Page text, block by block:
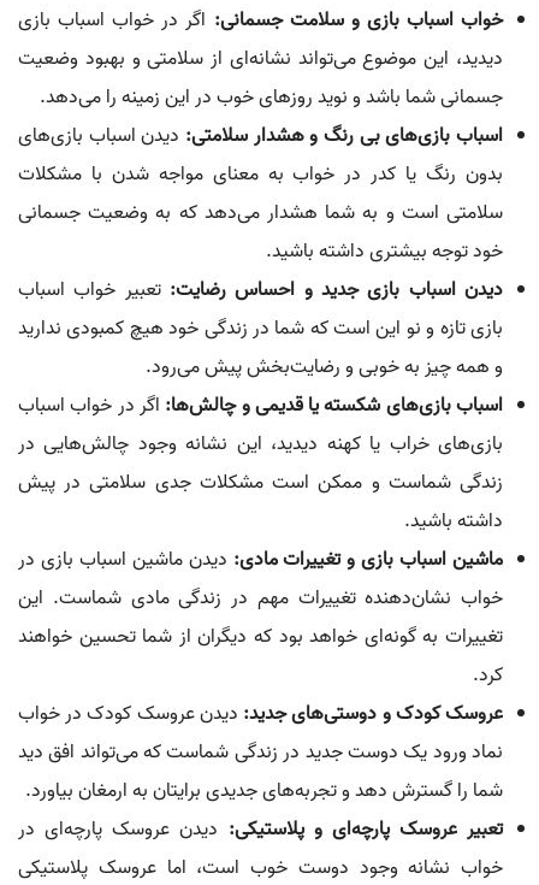
خواب اسباب بازی و سلامت جسمانی: اگر در خواب اسباب بازی
دیدید، این موضوع می‌تواند نشانه‌ای از سلامتی و بهبود وضعیت
جسمانی شما باشد و نوید روزهای خوب در این زمینه را می‌دهد.
اسباب بازی‌های بی رنگ و هشدار سلامتی: دیدن اسباب بازی‌های
بدون رنگ یا کدر در خواب به معنای مواجه شدن با مشکلات
سلامتی است و به شما هشدار می‌دهد که به وضعیت جسمانی
خود توجه بیشتری داشته باشید.
دیدن اسباب بازی جدید و احساس رضایت:تعبیر خواب اسباب
بازی تازه و نو این است که شما در زندگی خود هیچ کمبودی ندارید
و همه چیز به خوبی و رضایت‌بخش پیش می‌رود.
اسباب بازی‌های شکسته یا قدیمی و چالش‌ها: اگر در خواب اسباب
بازی‌های خراب یا کهنه دیدید، این نشانه وجود چالش‌هایی در
زندگی شماست و ممکن است مشکلات جدی سلامتی در پیش
داشته باشید.
ماشین اسباب بازی و تغییرات مادی: دیدن ماشین اسباب بازی در
خواب نشان‌دهنده تغییرات مهم در زندگی مادی شماست. این
تغییرات به گونه‌ای خواهد بود که دیگران از شما تحسین خواهند
کرد.
عروسک کودک و دوستی‌های جدید: دیدن عروسک کودک در خواب
نماد ورود یک دوست جدید در زندگی شماست که می‌تواند افق دید
شما را گسترش دهد و تجربه‌های جدیدی برایتان به ارمغان بیاورد.
تعبیر عروسک پارچه‌ای و پلاستیکی: دیدن عروسک پارچه‌ای در
خواب نشانه وجود دوست خوب است، اما عروسک پلاستیکی